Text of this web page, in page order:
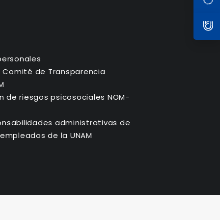
Comité de Transparencia
de riesgos psicosociales NOM-
administrativas de
de la UNAM